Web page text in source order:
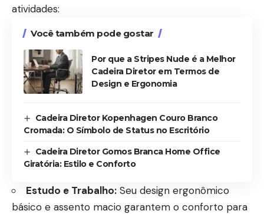
atividades:
Você também pode gostar
Por que a Stripes Nude é a Melhor
Cadeira Diretor em Termos de
Design e Ergonomia
Cadeira Diretor Kopenhagen Couro Branco
Cromada: O Símbolo de Status no Escritório
Cadeira Diretor Gomos Branca Home Office
Giratória: Estilo e Conforto
Estudo e Trabalho: Seu design ergonômico
básico e assento macio garantem o conforto para